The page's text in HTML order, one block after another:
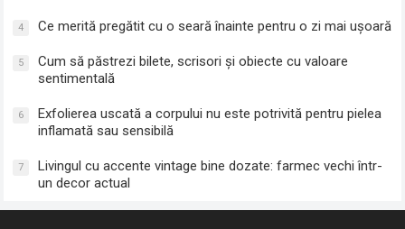
4 Ce merită pregătit cu o seară înainte pentru o zi mai ușoară
5
Cum să păstrezi bilete, scrisori și obiecte cu valoare
sentimentală
6
Exfolierea uscată a corpului nu este potrivită pentru pielea
inflamată sau sensibilă
7
Livingul cu accente vintage bine dozate: farmec vechi într-
un decor actual